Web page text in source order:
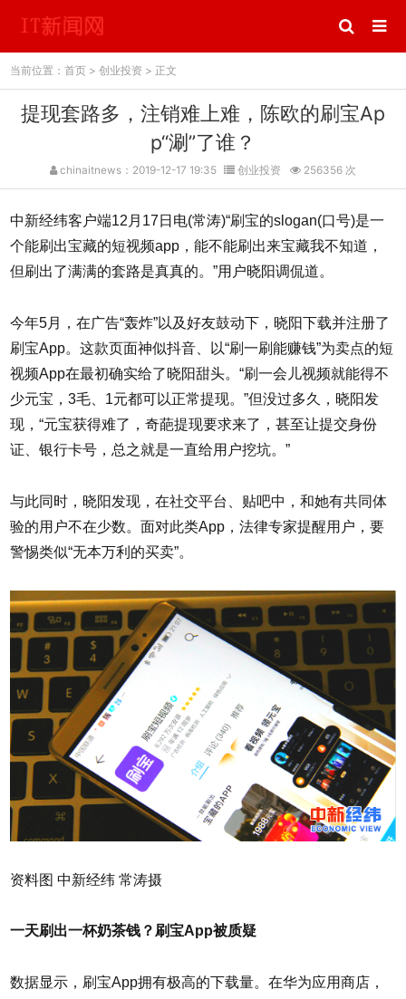
当前位置： 首页> 创业投资 > 正文
提现套路多，注销难上难，陈欧的刷宝Ap
p“涮”了谁？
chinaitnews：2019-12-17 19:35 创业投资 256356 次
中新经纬客户端12月17日电(常涛)“刷宝的slogan(口号)是一
个能刷出宝藏的短视频app，能不能刷出来宝藏我不知道，
但刷出了满满的套路是真真的。”用户晓阳调侃道。
今年5月，在广告“轰炸”以及好友鼓动下，晓阳下载并注册了
刷宝App。这款页面神似抖音、以“刷一刷能赚钱”为卖点的短
视频App在最初确实给了晓阳甜头。“刷一会儿视频就能得不
少元宝，3毛、1元都可以正常提现。”但没过多久，晓阳发
现，“元宝获得难了，奇葩提现要求来了，甚至让提交身份
证、银行卡号，总之就是一直给用户挖坑。”
与此同时，晓阳发现，在社交平台、贴吧中，和她有共同体
验的用户不在少数。面对此类App，法律专家提醒用户，要
警惕类似“无本万利的买卖”。
资料图 中新经纬 常涛摄
一天刷出一杯奶茶钱？刷宝App被质疑
数据显示，刷宝App拥有极高的下载量。在华为应用商店，